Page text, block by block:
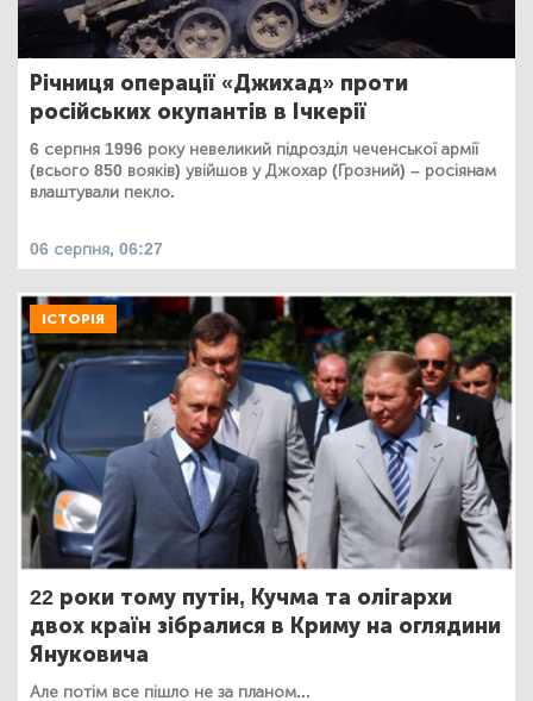
Річниця операції «Джихад» проти
російських окупантів в Ічкерії
6 серпня 1996 року невеликий підрозділ чеченської армії
(всього 850 вояків) увійшов у Джохар (Грозний) – росіянам
влаштували пекло.
06 серпня, 06:27
ІСТОРІЯ
22 роки тому путін, Кучма та олігархи
двох країн зібралися в Криму на оглядини
Януковича
Але потім все пішло не за планом...